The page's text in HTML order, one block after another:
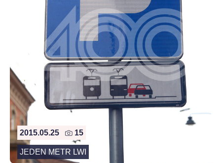
2015.05.25 15
JEDEN METR LWI